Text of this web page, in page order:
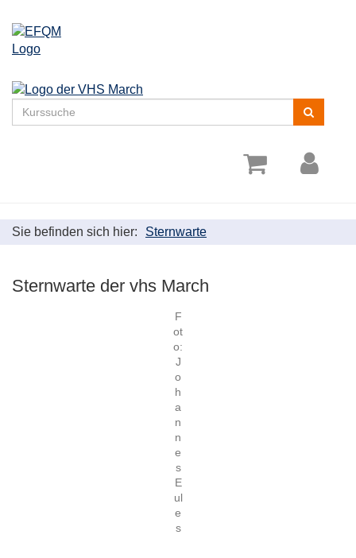
Kurse
suchen
Sie befinden sich hier: Sternwarte
Sternwarte der vhs March
F
ot
o:
J
o
h
a
n
n
e
s
E
ul
e
s